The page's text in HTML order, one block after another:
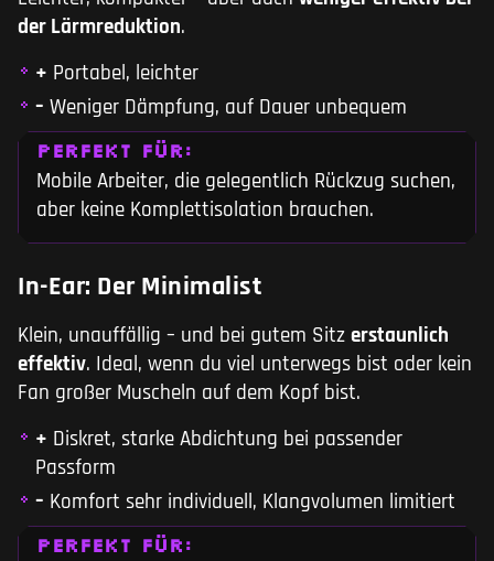
der Lärmreduktion.
+ Portabel, leichter
– Weniger Dämpfung, auf Dauer unbequem
PERFEKT FÜR:
Mobile Arbeiter, die gelegentlich Rückzug suchen,
aber keine Komplettisolation brauchen.
In-Ear: Der Minimalist
Klein, unauffällig – und bei gutem Sitz erstaunlich
effektiv. Ideal, wenn du viel unterwegs bist oder kein
Fan großer Muscheln auf dem Kopf bist.
+ Diskret, starke Abdichtung bei passender
Passform
– Komfort sehr individuell, Klangvolumen limitiert
PERFEKT FÜR: